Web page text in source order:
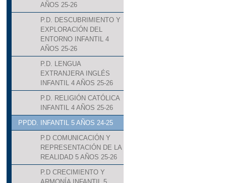
AÑOS 25-26
P.D. DESCUBRIMIENTO Y
EXPLORACIÓN DEL
ENTORNO INFANTIL 4
AÑOS 25-26
P.D. LENGUA
EXTRANJERA INGLÉS
INFANTIL 4 AÑOS 25-26
P.D. RELIGIÓN CATÓLICA
INFANTIL 4 AÑOS 25-26
PPDD. INFANTIL 5 AÑOS 24-25
P.D COMUNICACIÓN Y
REPRESENTACIÓN DE LA
REALIDAD 5 AÑOS 25-26
P.D CRECIMIENTO Y